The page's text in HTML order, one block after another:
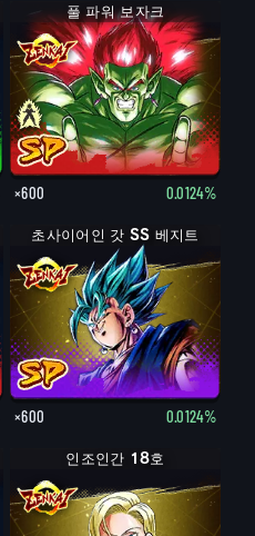
보자크
풀 파워 보자크
×600 0.0124%
초사이어인 갓 SS 베지트
×600 0.0124%
인조인간 18호